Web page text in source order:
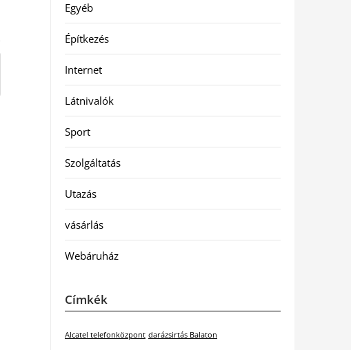
Egyéb
Építkezés
Internet
Látnivalók
Sport
Szolgáltatás
Utazás
vásárlás
Webáruház
Címkék
Alcatel telefonközpont darázsirtás Balaton